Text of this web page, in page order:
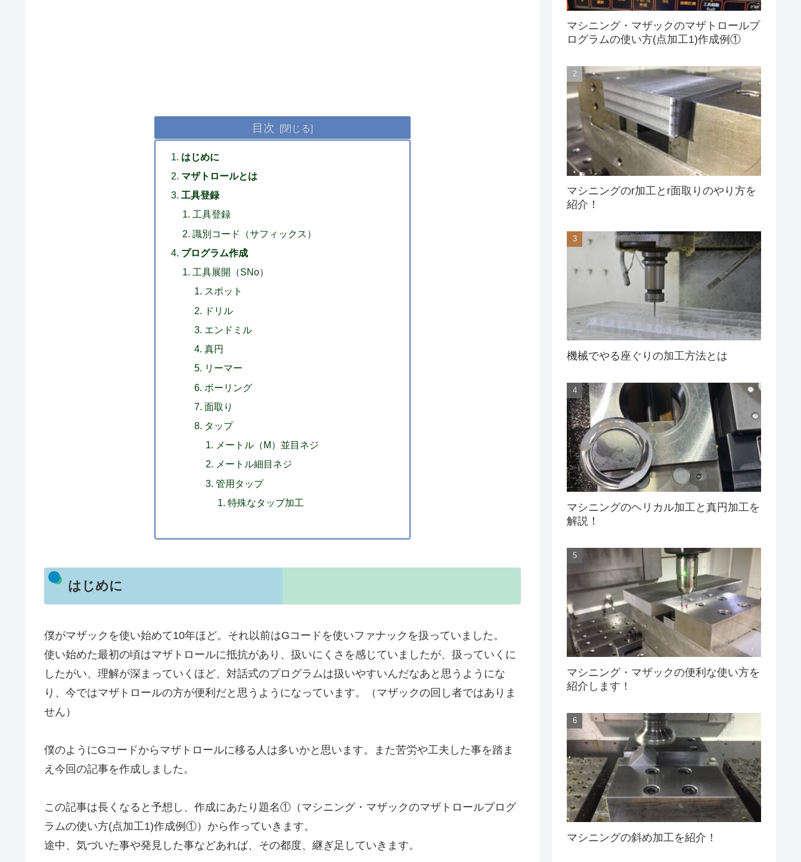
目次
はじめに
マザトロールとは
工具登録
工具登録
識別コード（サフィックス）
プログラム作成
工具展開（SNo）
スポット
ドリル
エンドミル
真円
リーマー
ボーリング
面取り
タップ
メートル（M）並目ネジ
メートル細目ネジ
管用タップ
特殊なタップ加工
はじめに
僕がマザックを使い始めて10年ほど。それ以前はGコードを使いファナックを扱っていました。
使い始めた最初の頃はマザトロールに抵抗があり、扱いにくさを感じていましたが、扱っていくに
したがい、理解が深まっていくほど、対話式のプログラムは扱いやすいんだなあと思うようにな
り、今ではマザトロールの方が便利だと思うようになっています。（マザックの回し者ではありま
せん）
僕のようにGコードからマザトロールに移る人は多いかと思います。また苦労や工夫した事を踏ま
え今回の記事を作成しました。
この記事は長くなると予想し、作成にあたり題名①（マシニング・マザックのマザトロールプログ
ラムの使い方(点加工1)作成例①）から作っていきます。
途中、気づいた事や発見した事などあれば、その都度、継ぎ足していきます。
マシニング・マザックのマザトロールプ
ログラムの使い方(点加工1)作成例①
マシニングのr加工とr面取りのやり方を
紹介！
機械でやる座ぐりの加工方法とは
マシニングのヘリカル加工と真円加工を
解説！
マシニング・マザックの便利な使い方を
紹介します！
マシニングの斜め加工を紹介！